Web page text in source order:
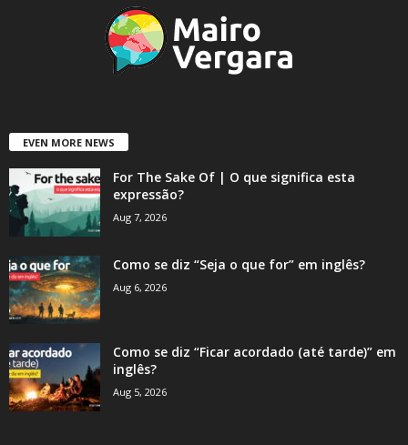
EVEN MORE NEWS
For The Sake Of | O que significa esta
expressão?
Aug 7, 2026
Como se diz “Seja o que for” em inglês?
Aug 6, 2026
Como se diz “Ficar acordado (até tarde)” em
inglês?
Aug 5, 2026